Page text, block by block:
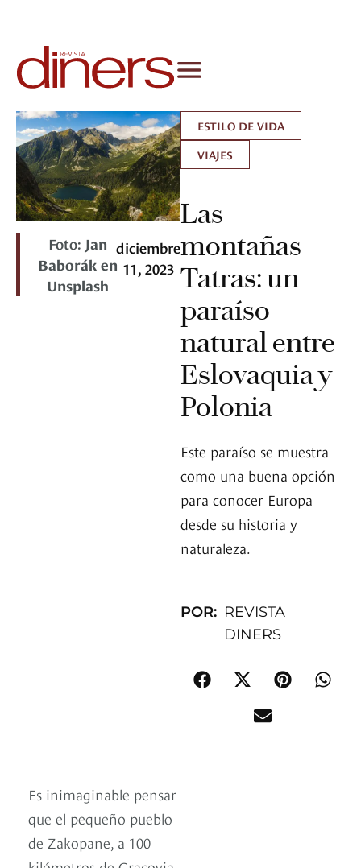
Foto: Jan
Baborák en
Unsplash
diciembre
11, 2023
ESTILO DE VIDA
VIAJES
Las
montañas
Tatras: un
paraíso
natural entre
Eslovaquia y
Polonia
Este paraíso se muestra
como una buena opción
para conocer Europa
desde su historia y
naturaleza.
POR: REVISTA
DINERS
Es inimaginable pensar
que el pequeño pueblo
de Zakopane, a 100